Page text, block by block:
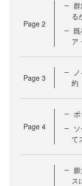
Page 2
る
ア
Page 3
約
Page 4
て
ス